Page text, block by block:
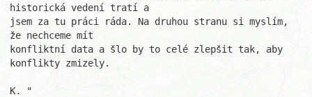
historická vedení tratí a
jsem za tu práci ráda. Na druhou stranu si myslím,
že nechceme mít
konfliktní data a šlo by to celé zlepšit tak, aby
konflikty zmizely.
K. "